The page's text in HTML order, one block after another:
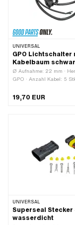
UNIVERSAL
GPO Lichtschalter
Kabelbaum
Ø Aufnahme: 22 mm ·
GPO · Anzahl Kabel: 5
Schalter inklusive: Ja ·
Nein · Kabelgabelung bis
19,70 EUR
UNIVERSAL
Superseal
wasserdicht